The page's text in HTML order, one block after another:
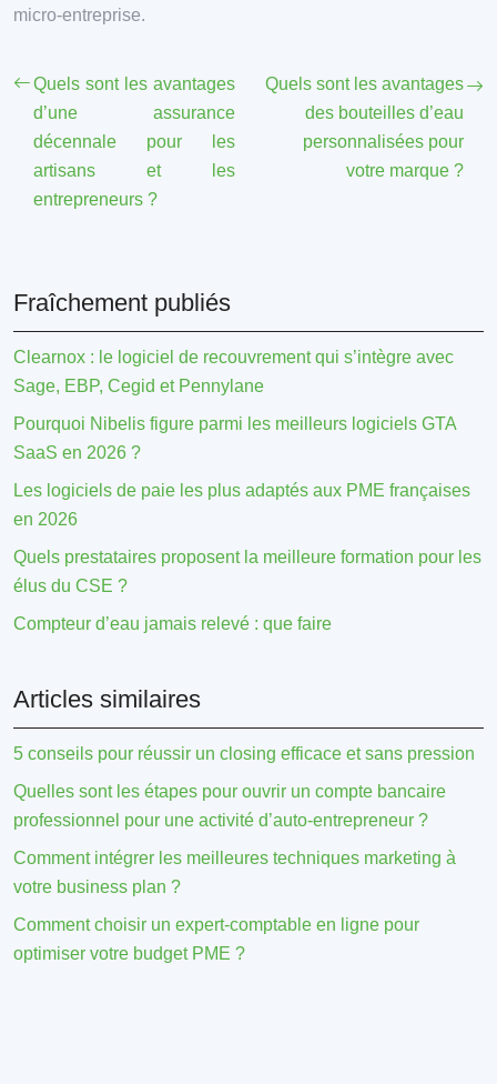
micro-entreprise.
Quels sont les avantages
d’une assurance
décennale pour les
artisans et les
entrepreneurs ?
Quels sont les avantages
des bouteilles d’eau
personnalisées pour
votre marque ?
Fraîchement publiés
Clearnox : le logiciel de recouvrement qui s’intègre avec
Sage, EBP, Cegid et Pennylane
Pourquoi Nibelis figure parmi les meilleurs logiciels GTA
SaaS en 2026 ?
Les logiciels de paie les plus adaptés aux PME françaises
en 2026
Quels prestataires proposent la meilleure formation pour les
élus du CSE ?
Compteur d’eau jamais relevé : que faire
Articles similaires
5 conseils pour réussir un closing efficace et sans pression
Quelles sont les étapes pour ouvrir un compte bancaire
professionnel pour une activité d’auto-entrepreneur ?
Comment intégrer les meilleures techniques marketing à
votre business plan ?
Comment choisir un expert-comptable en ligne pour
optimiser votre budget PME ?